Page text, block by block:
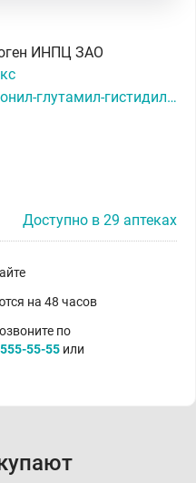
ИНПЦ ЗАО
Метионил-глутамил-гистидил-фенилаланил-пролил-глицил-пролин
Доступно в 29 аптеках
на 48 часов
по
55-55 или